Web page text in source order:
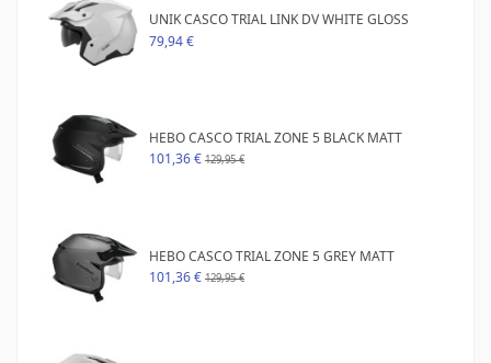
UNIK CASCO TRIAL LINK DV WHITE GLOSS
79,94 €
HEBO CASCO TRIAL ZONE 5 BLACK MATT
101,36 € 129,95 €
HEBO CASCO TRIAL ZONE 5 GREY MATT
101,36 € 129,95 €